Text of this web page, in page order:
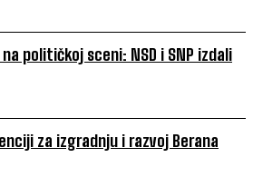
političkoj sceni: NSD i SNP izdali
za izgradnju i razvoj Berana